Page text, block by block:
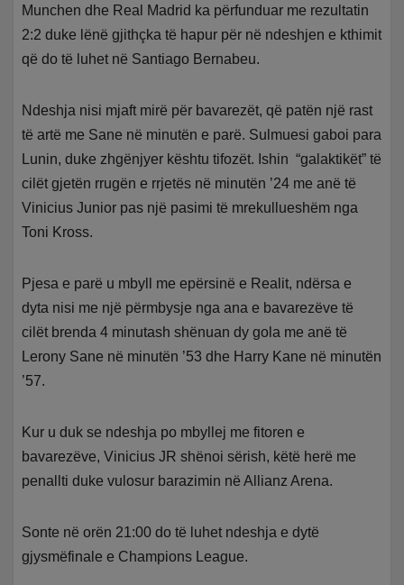
Munchen dhe Real Madrid ka përfunduar me rezultatin
2:2 duke lënë gjithçka të hapur për në ndeshjen e kthimit
që do të luhet në Santiago Bernabeu.
Ndeshja nisi mjaft mirë për bavarezët, që patën një rast
të artë me Sane në minutën e parë. Sulmuesi gaboi para
Lunin, duke zhgënjyer kështu tifozët. Ishin “galaktikët” të
cilët gjetën rrugën e rrjetës në minutën ’24 me anë të
Vinicius Junior pas një pasimi të mrekullueshëm nga
Toni Kross.
Pjesa e parë u mbyll me epërsinë e Realit, ndërsa e
dyta nisi me një përmbysje nga ana e bavarezëve të
cilët brenda 4 minutash shënuan dy gola me anë të
Lerony Sane në minutën ’53 dhe Harry Kane në minutën
’57.
Kur u duk se ndeshja po mbyllej me fitoren e
bavarezëve, Vinicius JR shënoi sërish, këtë herë me
penallti duke vulosur barazimin në Allianz Arena.
Sonte në orën 21:00 do të luhet ndeshja e dytë
gjysmëfinale e Champions League.